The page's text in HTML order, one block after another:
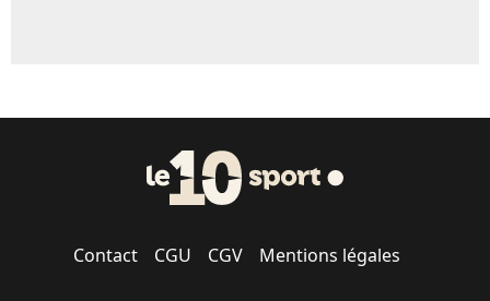
Contact CGU CGV Mentions légales